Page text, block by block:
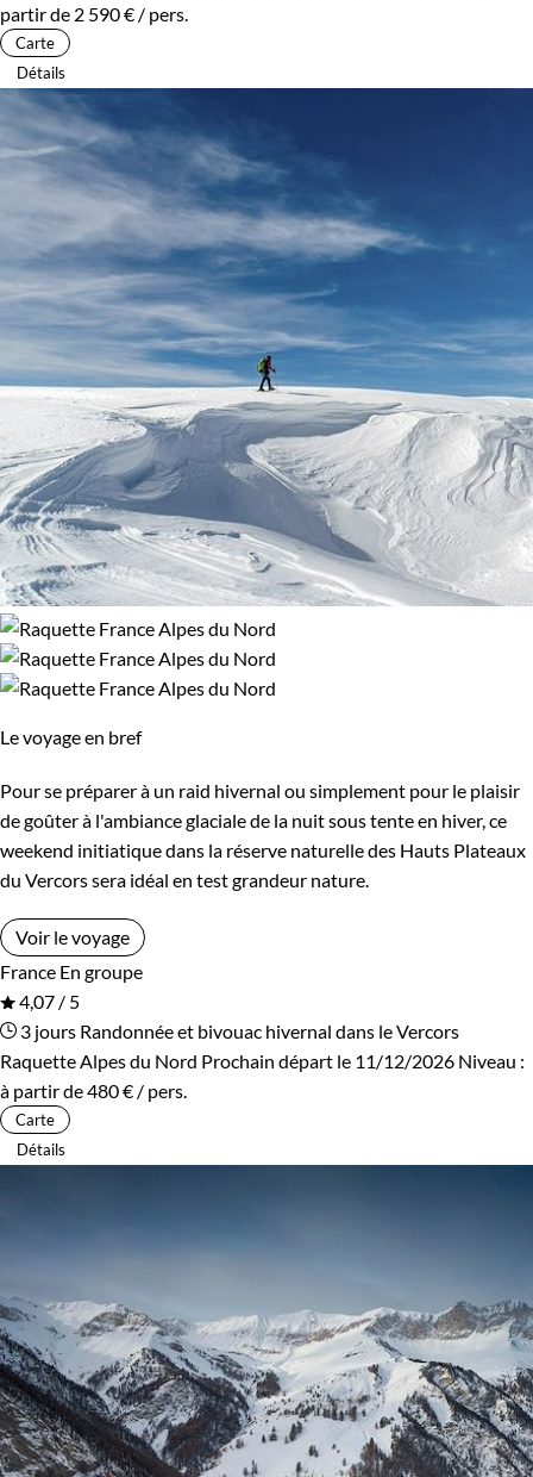
Standard
Itinérance
Itinérant Semi-itinérant
En étoile
Environnement
Forêts, collines, rivières et lacs
Montagne
Neige
partir de 2 590 € / pers.
Carte
Détails
Le voyage en bref
Pour se préparer à un raid hivernal ou simplement pour le plaisir
de goûter à l'ambiance glaciale de la nuit sous tente en hiver, ce
weekend initiatique dans la réserve naturelle des Hauts Plateaux
du Vercors sera idéal en test grandeur nature.
Voir le voyage
France En groupe
4,07 / 5
3 jours Randonnée et bivouac hivernal dans le Vercors
Raquette Alpes du Nord Prochain départ le 11/12/2026 Niveau :
à partir de480 € / pers.
Carte
Détails